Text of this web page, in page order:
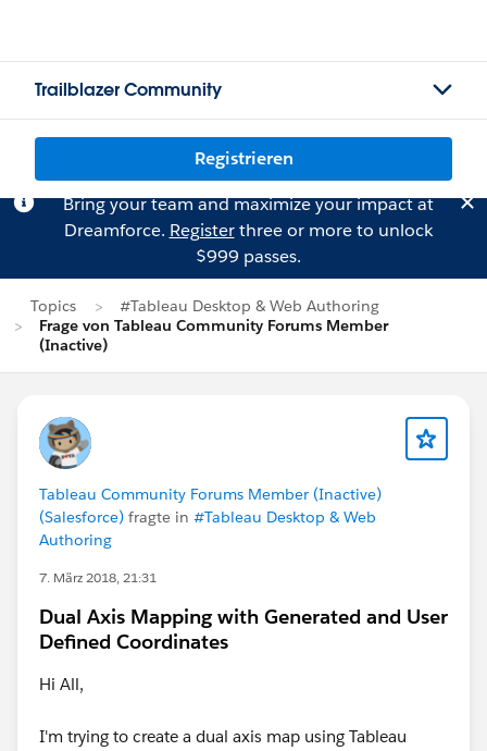
Trailblazer Community
Registrieren
Bring your team and maximize your impact at
Dreamforce. Registerthree or more to unlock
$999 passes.
Topics
#Tableau Desktop & Web Authoring
Frage von Tableau Community Forums Member
(Inactive)
Tableau Community Forums Member (Inactive)
(Salesforce) fragte in #Tableau Desktop & Web
Authoring
7. März 2018, 21:31
Dual Axis Mapping with Generated and User
Defined Coordinates
Hi All,
I'm trying to create a dual axis map using Tableau